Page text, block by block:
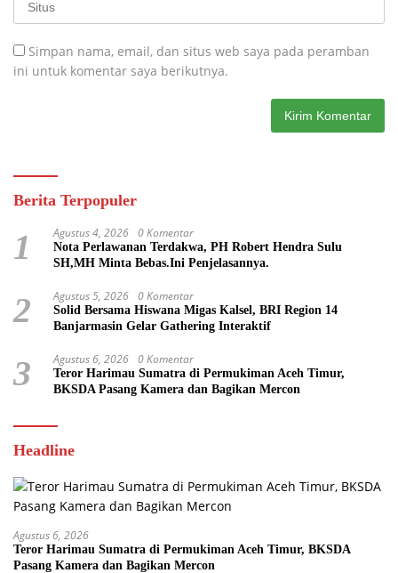
Simpan nama, email, dan situs web saya pada peramban
ini untuk komentar saya berikutnya.
Berita Terpopuler
1 Agustus 4, 2026 0 Komentar
Nota Perlawanan Terdakwa, PH Robert Hendra Sulu
SH,MH Minta Bebas.Ini Penjelasannya.
2 Agustus 5, 2026 0 Komentar
Solid Bersama Hiswana Migas Kalsel, BRI Region 14
Banjarmasin Gelar Gathering Interaktif
3 Agustus 6, 2026 0 Komentar
Teror Harimau Sumatra di Permukiman Aceh Timur,
BKSDA Pasang Kamera dan Bagikan Mercon
Headline
Agustus 6, 2026
Teror Harimau Sumatra di Permukiman Aceh Timur, BKSDA
Pasang Kamera dan Bagikan Mercon